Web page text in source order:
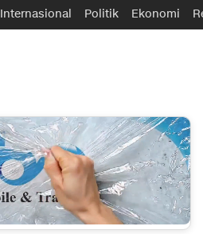
Internasional Politik Ekonomi